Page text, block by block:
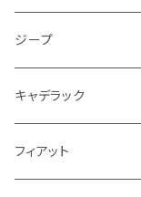
シトロエン
フィアット
クライスラー
プジョー
ルノー
サーブ
ランドローバー
ロータス
メルセデス ベンツ
クーラント
サスペンション
マフラー
ライト系
ドリンクホルダー
携帯・スマホホルダー
クッション
バイク ハンドル系
ハンドガード
スロットル
シートカバー
バイク その他
タイヤ回り
泥除け
ホイール
フロントバンパー回り
グリル
ライト系
ワイパー
トランクマット
ドア回り
クーラント
タンク系
ケーブル系
エンジン系
アームレスト
ドア回り
ワイパー
排気系
ガスケット
ダッシュボード
ライト系
ドア回り
ワイパー
ワイパー
フロアマット
ジープ
フロアマット
収納用品
キャデラック
フロアマット
フィアット